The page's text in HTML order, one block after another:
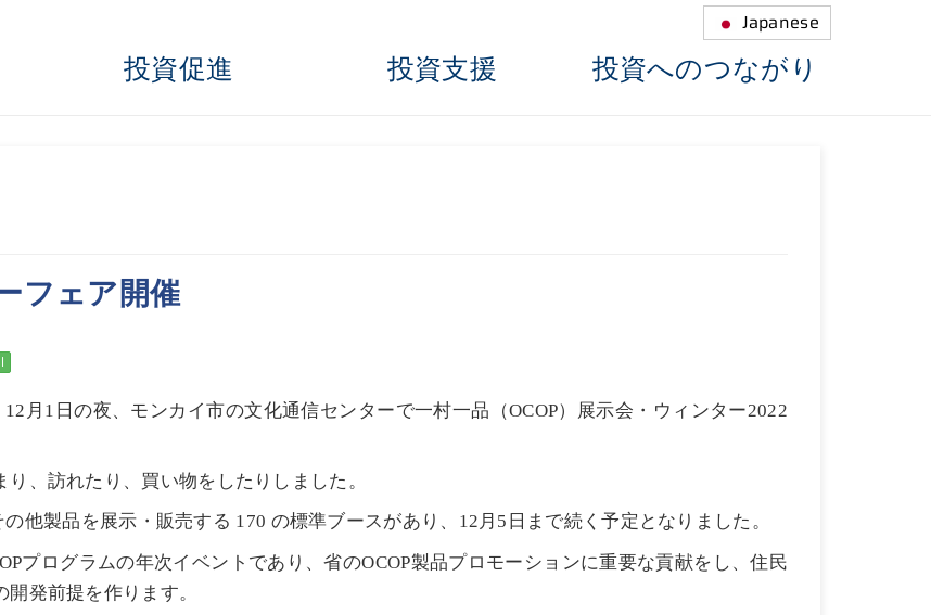
Japanese
投資促進 投資支援 投資へのつながり
フェア開催
12 月 1 日の夜、モンカイ市の文化通信センターで一村一品（OCOP）展示会・ウィンター2022
、訪れたり、買い物をしたりしました。
他製品を展示・販売する 170 の標準ブースがあり、 12 月 5 日まで続く予定となりました。
プログラムの年次イベントであり、省のOCOP製品プロモーションに重要な貢献をし、住民
発前提を作ります。